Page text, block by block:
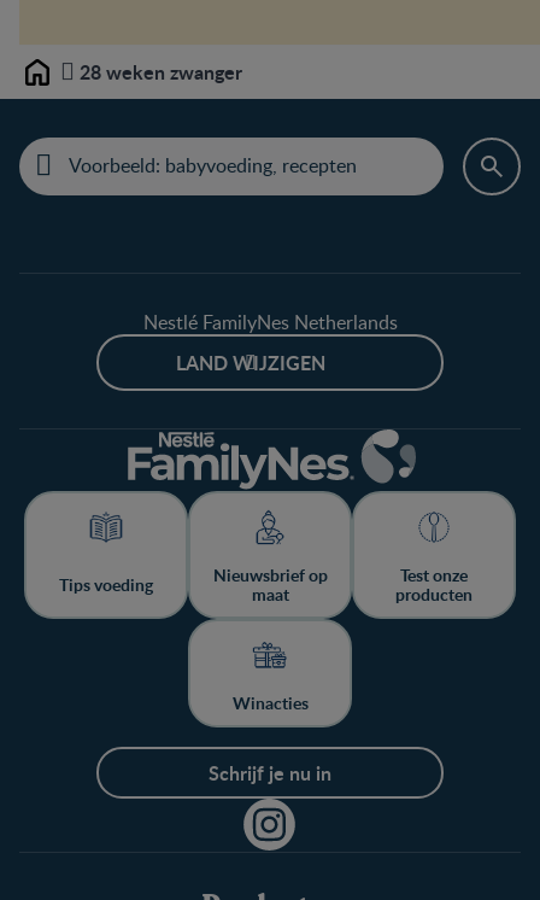
Home 28 weken zwanger
Nestlé FamilyNes Netherlands
LAND WIJZIGEN
Tips voeding
Nieuwsbrief op
maat
Test onze
producten
Winacties
Schrijf je nu in